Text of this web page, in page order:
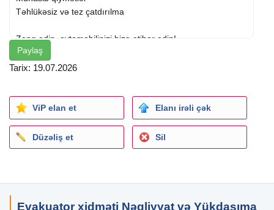
Təhlükəsiz və tez çatdırılma
Zəng edin, avtomobilinizi bizə etibar edin!
Paylaş
Tarix: 19.07.2026
ViP elan et Elanı irəli çək
Düzəliş et Sil
Evakuator xidməti Nəqliyyat və Yükdaşıma